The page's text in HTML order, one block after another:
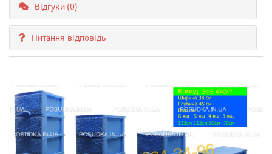
Відгуки (0)
Питання-відповідь